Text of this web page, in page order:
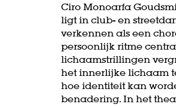
Ciro Monoarfa
ligt in club- en
verkennen als een
persoonlijk ritme
lichaamstrillingen
het innerlijke lichaam
hoe identiteit kan
benadering. In het